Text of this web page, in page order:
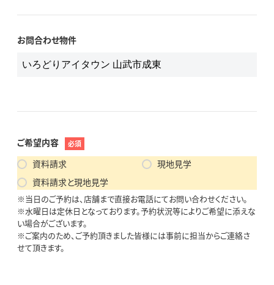
お問合わせ物件
ご希望内容 必須
資料請求
現地見学
資料請求と現地見学
※当日のご予約は、店舗まで直接お電話にてお問い合わせください。
※水曜日は定休日となっております。予約状況等によりご希望に添えな
い場合がございます。
※ご案内のため、ご予約頂きました皆様には事前に担当からご連絡さ
せて頂きます。